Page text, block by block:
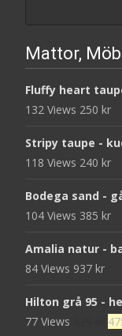
Mattor,
Fluffy heart
132 Views 250 kr
Stripy taupe -
118 Views 240 kr
Bodega sand -
104 Views 385 kr
Amalia natur -
84 Views 937 kr
Hilton grå 95 -
77 Views